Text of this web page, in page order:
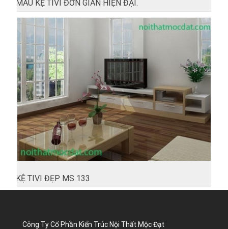
MẪU KỆ TIVI ĐƠN GIẢN HIỆN ĐẠI.
KỆ TIVI ĐẸP MS 133
Công Ty Cổ Phần Kiến Trúc Nội Thất Mộc Đạt